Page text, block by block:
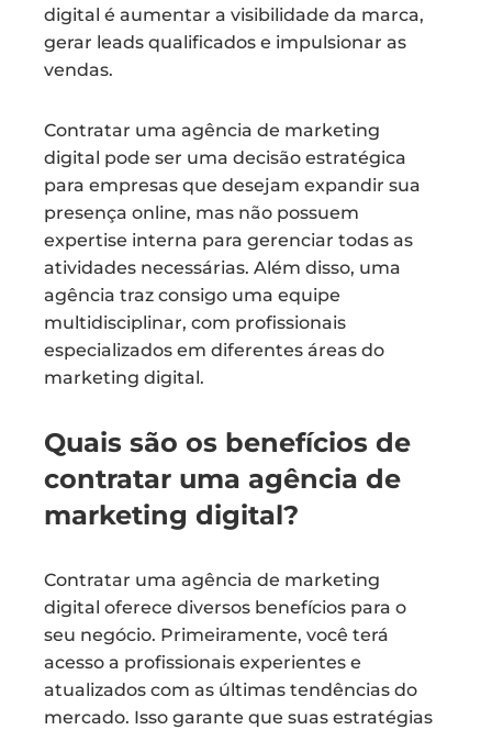
digital é aumentar a visibilidade da marca,
gerar leads qualificados e impulsionar as
vendas.
Contratar uma agência de marketing
digital pode ser uma decisão estratégica
para empresas que desejam expandir sua
presença online, mas não possuem
expertise interna para gerenciar todas as
atividades necessárias. Além disso, uma
agência traz consigo uma equipe
multidisciplinar, com profissionais
especializados em diferentes áreas do
marketing digital.
Quais são os benefícios de
contratar uma agência de
marketing digital?
Contratar uma agência de marketing
digital oferece diversos benefícios para o
seu negócio. Primeiramente, você terá
acesso a profissionais experientes e
atualizados com as últimas tendências do
mercado. Isso garante que suas estratégias